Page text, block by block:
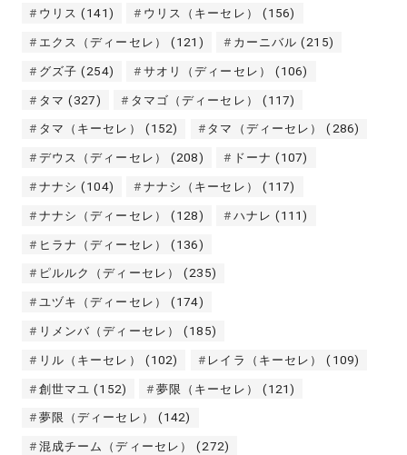
ウリス (141) ウリス（キーセレ） (156)
エクス（ディーセレ） (121) カーニバル (215)
グズ子 (254) サオリ（ディーセレ） (106)
タマ (327) タマゴ（ディーセレ） (117)
タマ（キーセレ） (152) タマ（ディーセレ） (286)
デウス（ディーセレ） (208) ドーナ (107)
ナナシ (104) ナナシ（キーセレ） (117)
ナナシ（ディーセレ） (128) ハナレ (111)
ヒラナ（ディーセレ） (136)
ピルルク（ディーセレ） (235)
ユヅキ（ディーセレ） (174)
リメンバ（ディーセレ） (185)
リル（キーセレ） (102) レイラ（キーセレ） (109)
創世マユ (152) 夢限（キーセレ） (121)
夢限（ディーセレ） (142)
混成チーム（ディーセレ） (272)